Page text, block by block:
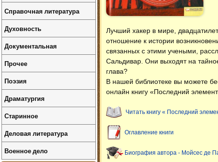
Лучший хакер в мире,
отношение к истории
связанных с этими учеными,
Сальдивар. Они выходят на
глава?
В нашей библиотеке вы можете
онлайн книгу «Последний
Читать книгу « Последний
Оглавление книги
Биография автора - Мойсес де
Справочная литература
Духовность
Документальная
Прочее
Поэзия
Драматургия
Старинное
Деловая литература
Военное дело